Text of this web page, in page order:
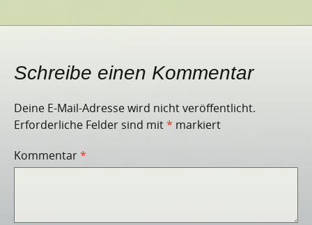
Schreibe einen Kommentar
Deine E-Mail-Adresse wird nicht veröffentlicht.
Erforderliche Felder sind mit* markiert
Kommentar*